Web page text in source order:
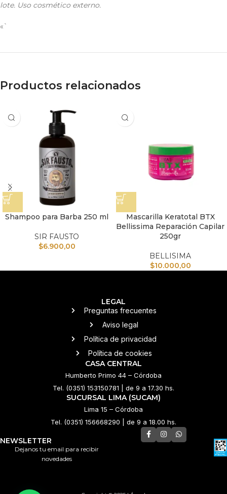
lote. Uso cosmético externo.
«`
Productos relacionados
Shampoo para Barba 250 ml
SIR FAUSTO
$6.900,00
Mascarilla Keratotal BTX
Bellissima Reparación Capilar
250gr
BELLISIMA
$10.000,00
LEGAL
Preguntas frecuentes
Aviso legal
Política de privacidad
Política de cookies
CASA CENTRAL
Humberto Primo 44 – Córdoba
Tel. (0351) 153150781 | de 9 a 17.30 hs.
SUCURSAL LIMA (SUCAM)
Lima 15 – Córdoba
Tel. (0351) 156668290 | de 9 a 18.00 hs.
NEWSLETTER
Dejanos tu email para recibir
novedades